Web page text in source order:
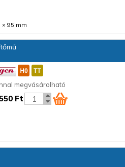
× 95 mm
megvásárolható
Ft